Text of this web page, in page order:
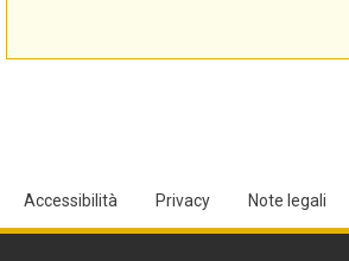
Accessibilità Privacy Note legali